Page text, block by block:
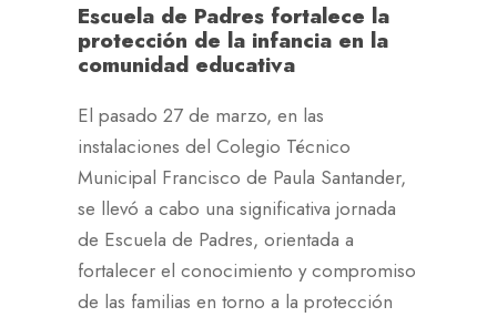
Escuela de Padres fortalece la
protección de la infancia en la
comunidad educativa
El pasado 27 de marzo, en las
instalaciones del Colegio Técnico
Municipal Francisco de Paula Santander,
se llevó a cabo una significativa jornada
de Escuela de Padres, orientada a
fortalecer el conocimiento y compromiso
de las familias en torno a la protección